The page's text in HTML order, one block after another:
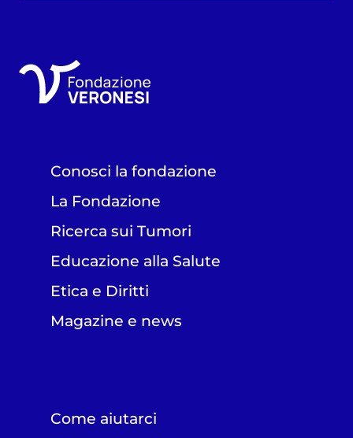
Conosci la fondazione
La Fondazione
Ricerca sui Tumori
Educazione alla Salute
Etica e Diritti
Magazine e news
Come aiutarci